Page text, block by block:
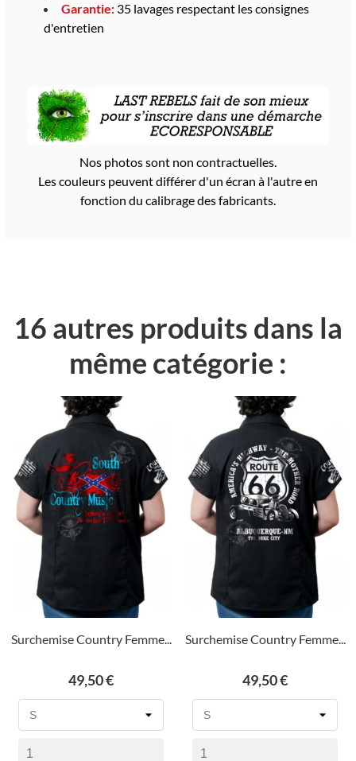
Garantie: 35 lavages respectant les consignes
d'entretien
Nos photos sont non contractuelles.
Les couleurs peuvent différer d'un écran à l'autre en
fonction du calibrage des fabricants.
16 autres produits dans la
même catégorie :
Surchemise Country Femme...
Prix
49,50 €
Surchemise Country Femme...
Prix
49,50 €